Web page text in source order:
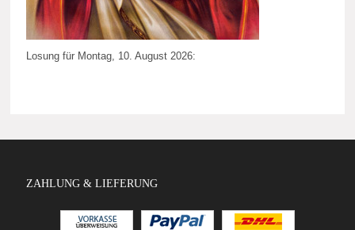
Losung für Montag, 10. August 2026:
ZAHLUNG & LIEFERUNG